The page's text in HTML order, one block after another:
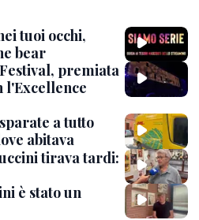
tuoi occhi,
bear
premiata
l'Excellence
a tutto
abitava
tirava tardi:
è stato un